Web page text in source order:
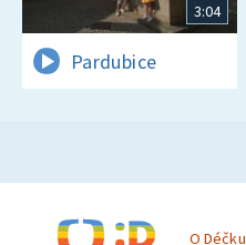
3:04
Pardubice
O Déčku